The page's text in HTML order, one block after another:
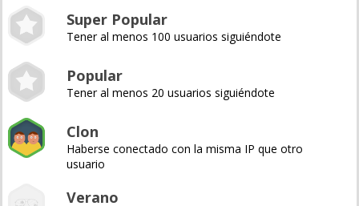
Super Popular
Tener al menos 100 usuarios siguiéndote
Popular
Tener al menos 20 usuarios siguiéndote
Clon
Haberse conectado con la misma IP que otro
usuario
Verano